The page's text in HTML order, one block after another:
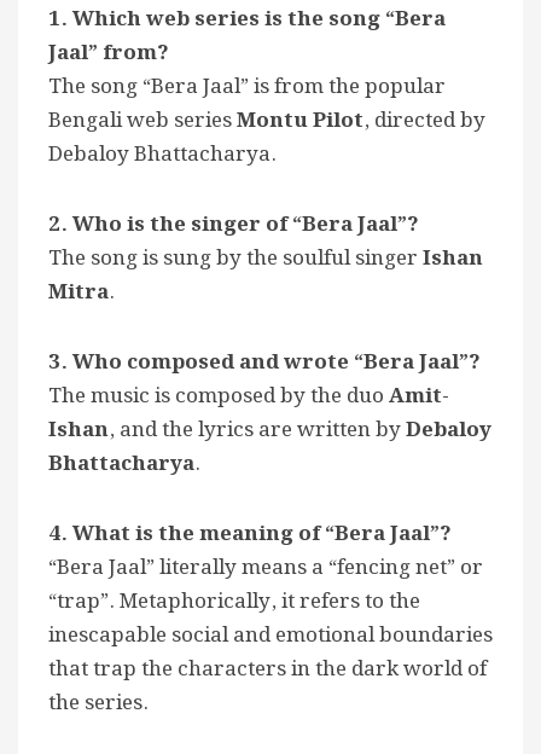
1. Which web series is the song “Bera
Jaal” from?
The song “Bera Jaal” is from the popular
Bengali web seriesMontu Pilot, directed by
Debaloy Bhattacharya.
2. Who is the singer of “Bera Jaal”?
The song is sung by the soulful singerIshan
Mitra.
3. Who composed and wrote “Bera Jaal”?
The music is composed by the duoAmit-
Ishan, and the lyrics are written byDebaloy
Bhattacharya.
4. What is the meaning of “Bera Jaal”?
“Bera Jaal” literally means a “fencing net” or
“trap”. Metaphorically, it refers to the
inescapable social and emotional boundaries
that trap the characters in the dark world of
the series.